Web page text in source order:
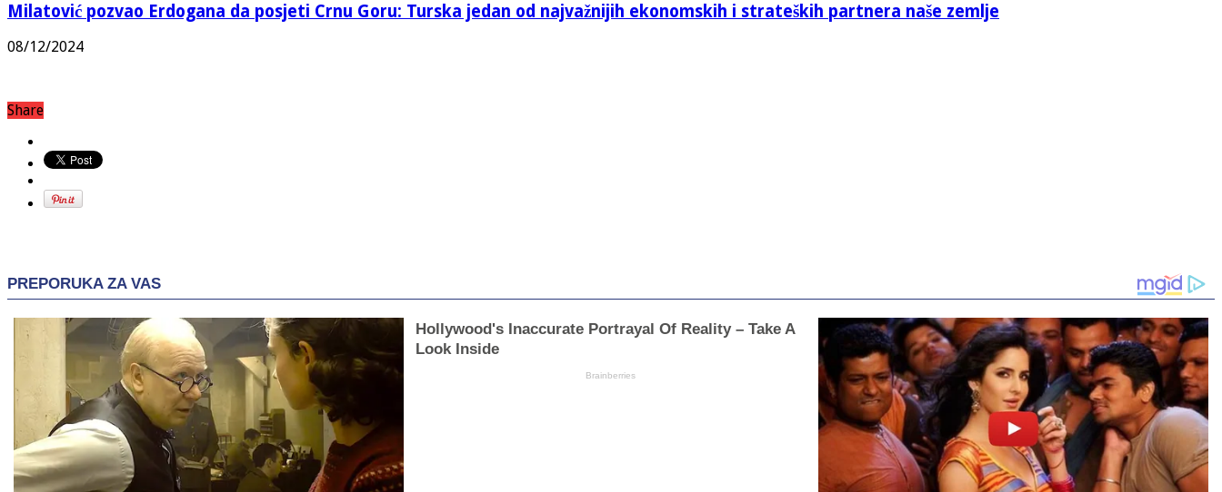
Milatović pozvao Erdogana da posjeti Crnu Goru: Turska jedan od najvažnijih ekonomskih i strateških partnera naše zemlje
08/12/2024
Share